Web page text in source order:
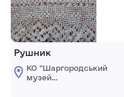
Рушник
КО "Шаргородський
музей